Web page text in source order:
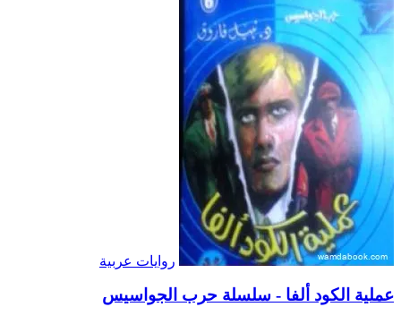
روايات عربية
عملية الكود ألفا - سلسلة حرب الجواسيس